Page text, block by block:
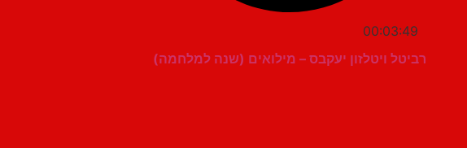
00:03:49
רביטל ויטלזון יעקבס – מילואים (שנה למלחמה)